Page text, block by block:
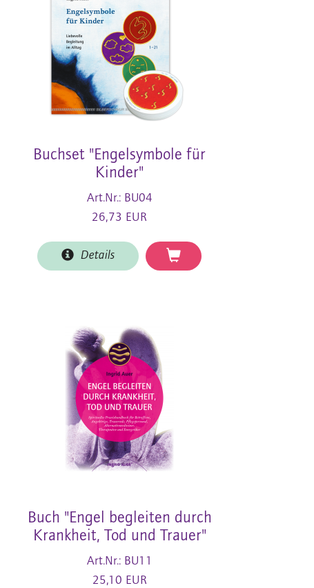
Buchset "Engelsymbole für
Kinder"
Art.Nr.: BU04
26,73 EUR
Details
Buch "Engel begleiten durch
Krankheit, Tod und Trauer"
Art.Nr.: BU11
25,10 EUR